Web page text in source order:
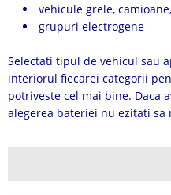
vehicule grele,
grupuri electrogene
Selectati tipul de vehicul sau
interiorul fiecarei categorii
potriveste cel mai bine. Daca
alegerea bateriei nu ezitati sa